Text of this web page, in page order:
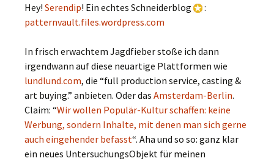
Hey! Serendip! Ein echtes Schneiderblog
:
patternvault.files.wordpress.com
In frisch erwachtem Jagdfieber stoße ich dann
irgendwann auf diese neuartige Plattformen wie
lundlund.com, die “full production service, casting &
art buying.” anbieten. Oder das Amsterdam-Berlin.
Claim: “Wir wollen Populär-Kultur schaffen: keine
Werbung, sondern Inhalte, mit denen man sich gerne
auch eingehender befasst“. Aha und so so: ganz klar
ein neues UntersuchungsObjekt für meinen